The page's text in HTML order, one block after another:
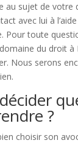
au sujet de votre
avec lui à
Pour toute
du droit à
Nous serons
?
choisir son